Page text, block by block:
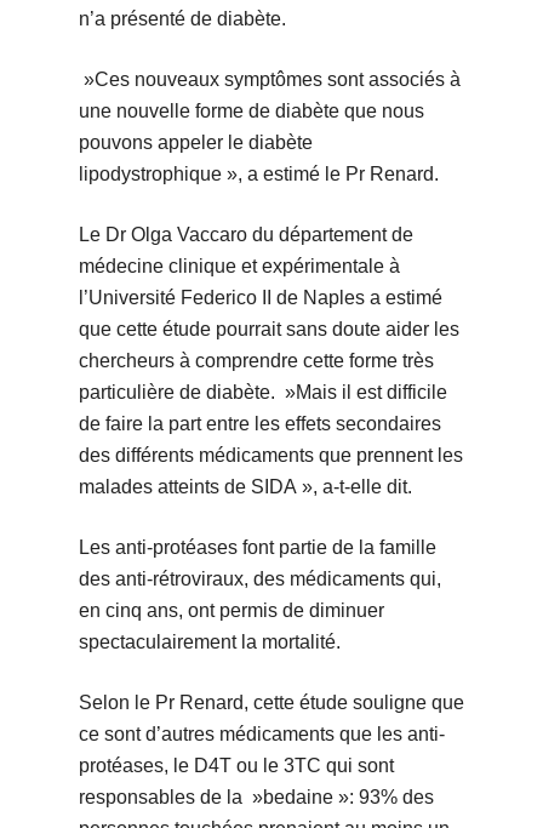
n’a présenté de diabète.
»Ces nouveaux symptômes sont associés à
une nouvelle forme de diabète que nous
pouvons appeler le diabète
lipodystrophique », a estimé le Pr Renard.
Le Dr Olga Vaccaro du département de
médecine clinique et expérimentale à
l’Université Federico II de Naples a estimé
que cette étude pourrait sans doute aider les
chercheurs à comprendre cette forme très
particulière de diabète. »Mais il est difficile
de faire la part entre les effets secondaires
des différents médicaments que prennent les
malades atteints de SIDA », a-t-elle dit.
Les anti-protéases font partie de la famille
des anti-rétroviraux, des médicaments qui,
en cinq ans, ont permis de diminuer
spectaculairement la mortalité.
Selon le Pr Renard, cette étude souligne que
ce sont d’autres médicaments que les anti-
protéases, le D4T ou le 3TC qui sont
responsables de la »bedaine »: 93% des